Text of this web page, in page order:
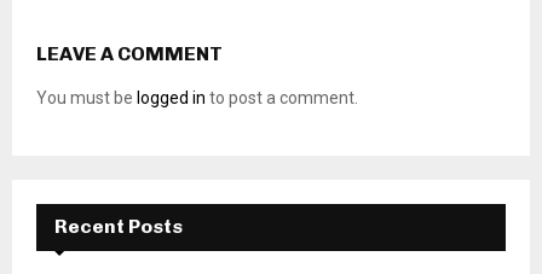
LEAVE A COMMENT
You must be logged in to post a comment.
Recent Posts